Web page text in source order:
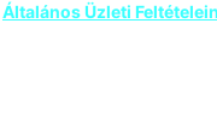
Általános Üzleti